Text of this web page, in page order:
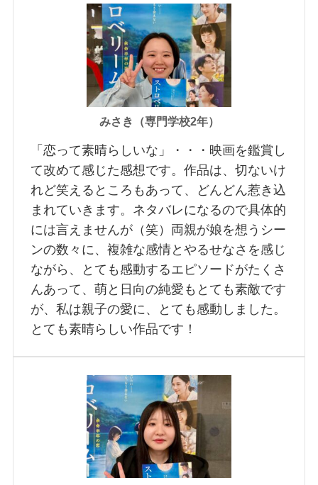
みさき（専門学校2年）
「恋って素晴らしいな」・・・映画を鑑賞し
て改めて感じた感想です。作品は、切ないけ
れど笑えるところもあって、どんどん惹き込
まれていきます。ネタバレになるので具体的
には言えませんが（笑）両親が娘を想うシー
ンの数々に、複雑な感情とやるせなさを感じ
ながら、とても感動するエピソードがたくさ
んあって、萌と日向の純愛もとても素敵です
が、私は親子の愛に、とても感動しました。
とても素晴らしい作品です！